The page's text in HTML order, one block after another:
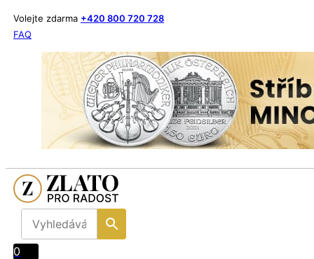
Volejte zdarma +420 800 720 728
FAQ
0